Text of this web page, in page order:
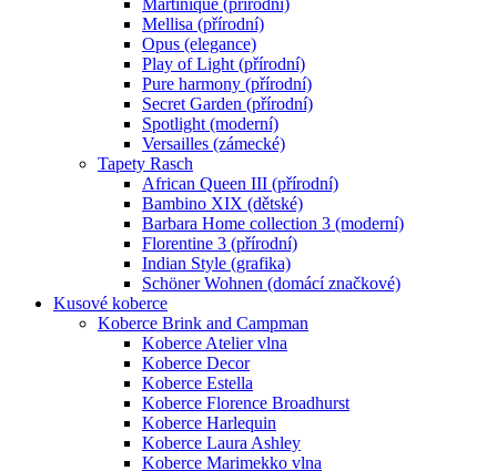
Mellisa (přírodní)
Opus (elegance)
Play of Light (přírodní)
Pure harmony (přírodní)
Secret Garden (přírodní)
Spotlight (moderní)
Versailles (zámecké)
Tapety Rasch
African Queen III (přírodní)
Bambino XIX (dětské)
Barbara Home collection 3 (moderní)
Florentine 3 (přírodní)
Indian Style (grafika)
Schöner Wohnen (domácí značkové)
Kusové koberce
Koberce Brink and Campman
Koberce Atelier vlna
Koberce Decor
Koberce Estella
Koberce Florence Broadhurst
Koberce Harlequin
Koberce Laura Ashley
Koberce Marimekko vlna